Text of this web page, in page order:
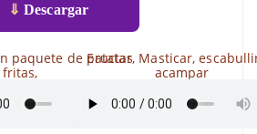
⇓ Descargar
paquete de patatas
fritas,
Eructar, Masticar,
acampar